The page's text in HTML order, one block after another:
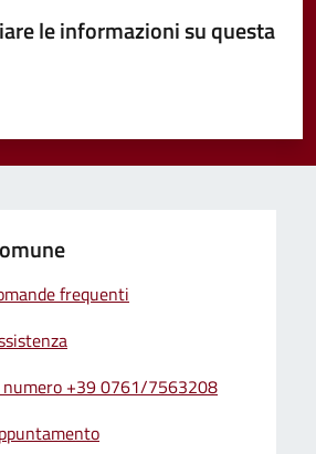
le informazioni su questa
5 stelle su 5
su 5
su 5
5
frequenti
numero +39 0761/7563208